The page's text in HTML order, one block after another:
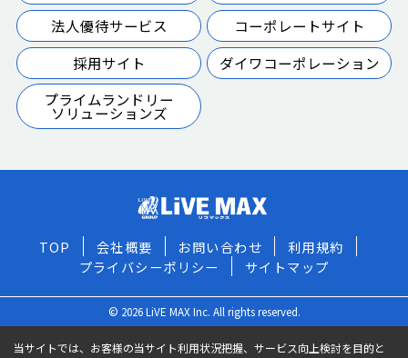
法人優待サービス
コーポレートサイト
採用サイト
ダイワコーポレーション
プライムランドリー
ソリューションズ
TOP 会社概要 お問い合わせ
利用規約
プライバシーポリシー
サイトマップ
© 2026 LiVE MAX Inc. All rights reserved.
当サイトでは、お客様の当サイト利用状況把握、サービス向上検討を目的と